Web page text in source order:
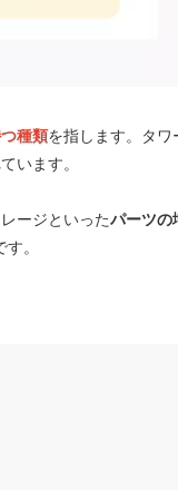
種類を指します。タワ
います。
ージといったパーツの
す。